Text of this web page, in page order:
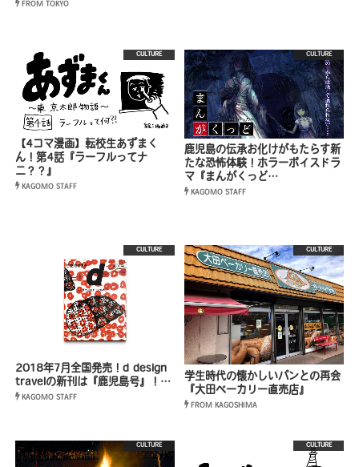
FROM TOKYO
CULTURE
【4コマ漫画】転校生あずまく
ん！第4話『ラーフルってナ
ニ？？』
KAGOMO STAFF
CULTURE
鹿児島の伝承お化けがもたらす新
たな恐怖体験！ホラーボイスドラ
マ『まんがくっど…
KAGOMO STAFF
CULTURE
2018年7月全国発売！d design
travelの新刊は『鹿児島号』！…
KAGOMO STAFF
CULTURE
学生時代の懐かしいパンとの再会
『大田ベーカリー直売店』
FROM KAGOSHIMA
CULTURE CULTURE